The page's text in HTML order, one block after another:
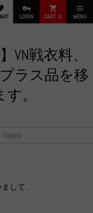
vpn_key
LOGIN
shopping_cart
CART 0
menu
MENU
VN戦衣料、
ラス品を移
。
して、